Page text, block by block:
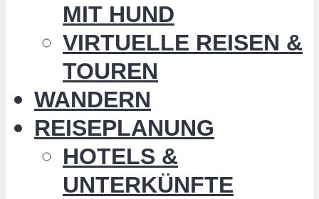
MIT HUND
VIRTUELLE REISEN &
TOUREN
WANDERN
REISEPLANUNG
HOTELS &
UNTERKÜNFTE